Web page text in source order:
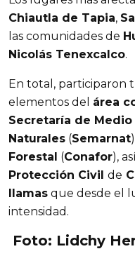
Chiautla de Tapia,
las comunidades de
Nicolás Tenexcalco.
En total, participaron
elementos del área
Secretaría de
Naturales (Semarnat
Forestal (Conafor),
Protección Civil de
llamas que desde el
intensidad.
Foto: Lidchy